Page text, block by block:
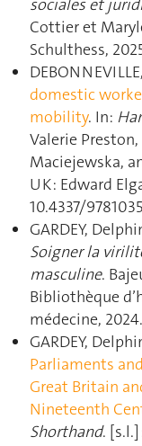
sociales et
Cottier et
Schulthess,
domestic
mobility. In:
Valerie
Maciejewska,
UK : Edward
10.4337/
GARDEY,
Soigner la
masculine.
Bibliothèque
médecine,
GARDEY,
Parliaments
Great Britain
Nineteenth
Shorthand. [s.l.]